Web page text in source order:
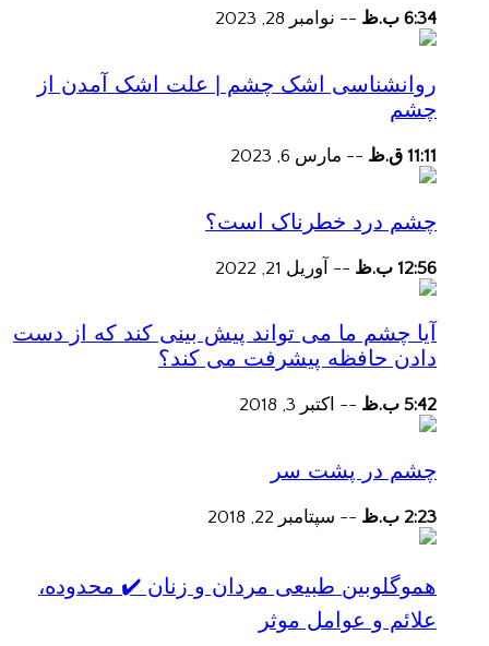
6:34 ب.ظ -- نوامبر 28, 2023
روانشناسی اشک چشم | علت اشک آمدن از
چشم
11:11 ق.ظ -- مارس 6, 2023
چشم درد خطرناک است؟
12:56 ب.ظ -- آوریل 21, 2022
آیا چشم ما می تواند پیش بینی کند که از دست
دادن حافظه پیشرفت می کند؟
5:42 ب.ظ -- اکتبر 3, 2018
چشم در پشت سر
2:23 ب.ظ -- سپتامبر 22, 2018
هموگلوبین طبیعی مردان و زنان ✔️ محدوده،
علائم و عوامل موثر